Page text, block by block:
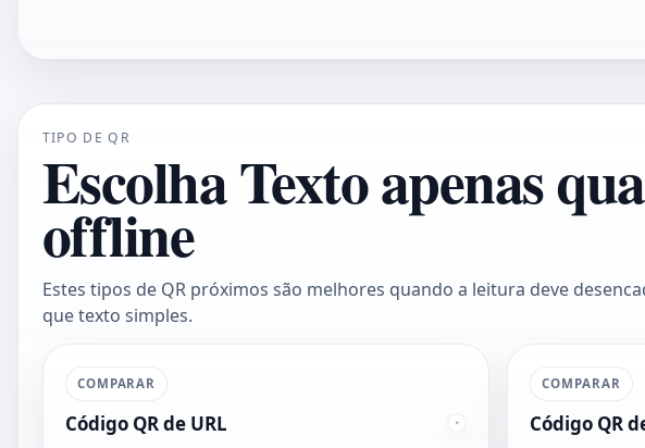
TIPO DE QR
Escolha Texto apenas
offline
Estes tipos de QR próximos são melhores quando a leitura deve
que texto simples.
COMPARAR
Código QR de URL
COMPARAR
Código QR